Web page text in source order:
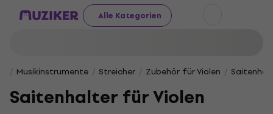
Alle Kategorien
Musikinstrumente Streicher Zubehör für Violen
Saitenhalter für Violen